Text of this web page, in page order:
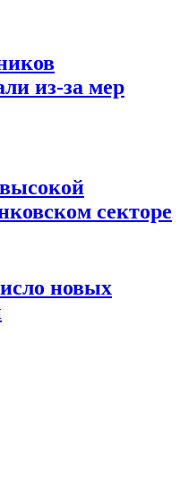
из-за мер
секторе
новых